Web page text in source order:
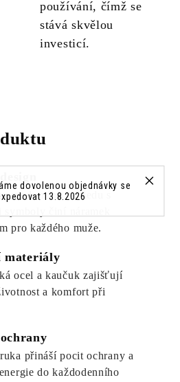
dovolenou objednávky se
13.8.2026
používání, čímž se
stává skvělou
investicí.
moderního vzhledu s
pro každého muže.
ocel a kaučuk zajišťují
a komfort při
přináší pocit ochrany a
do každodenního